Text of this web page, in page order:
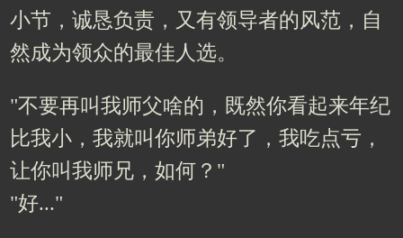
小节，诚恳负责，又有领导者的风范，自
然成为领众的最佳人选。
"不要再叫我师父啥的，既然你看起来年纪
比我小，我就叫你师弟好了，我吃点亏，
让你叫我师兄，如何？"
"好..."